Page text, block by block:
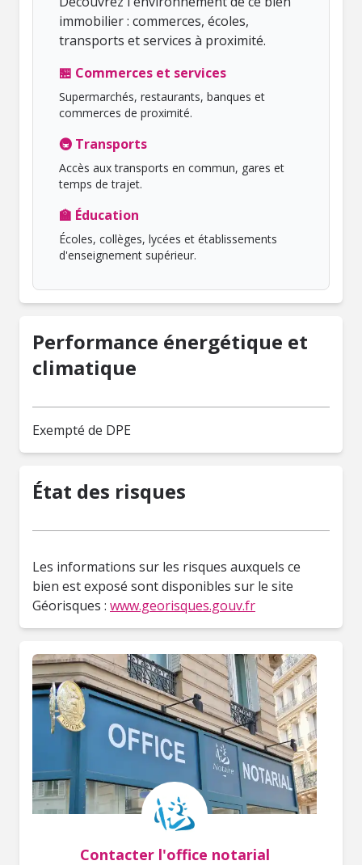
immobilier : commerces, écoles,
transports et services à proximité.
🏪 Commerces et services
Supermarchés, restaurants, banques et
commerces de proximité.
🚇 Transports
Accès aux transports en commun, gares et
temps de trajet.
🏫 Éducation
Écoles, collèges, lycées et établissements
d'enseignement supérieur.
Performance énergétique et
climatique
Exempté de DPE
État des risques
Les informations sur les risques auxquels ce
bien est exposé sont disponibles sur le site
Géorisques : www.georisques.gouv.fr
Contacter l'office notarial